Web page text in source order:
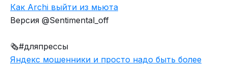
Как Archi выйти из мьюта
Версия @Sentimental_off
🗞#дляпрессы
Яндекс мошенники и просто надо быть более